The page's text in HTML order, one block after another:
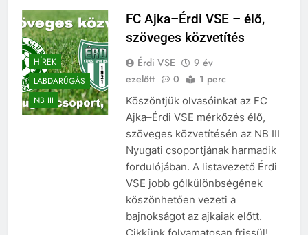
HÍREK
LABDARÚGÁS
NB III
FC Ajka–Érdi VSE – élő,
szöveges közvetítés
Érdi VSE
9 év
ezelőtt
0 1 perc
Köszöntjük olvasóinkat az FC
Ajka–Érdi VSE mérkőzés élő,
szöveges közvetítésén az NB III
Nyugati csoportjának harmadik
fordulójában. A listavezető Érdi
VSE jobb gólkülönbségének
köszönhetően vezeti a
bajnokságot az ajkaiak előtt.